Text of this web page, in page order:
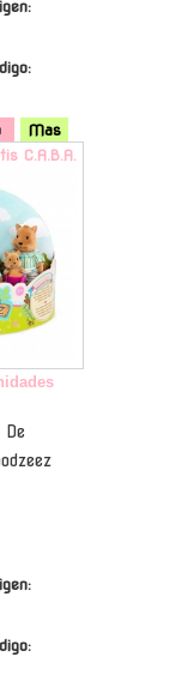
Mas
C.A.B.A.